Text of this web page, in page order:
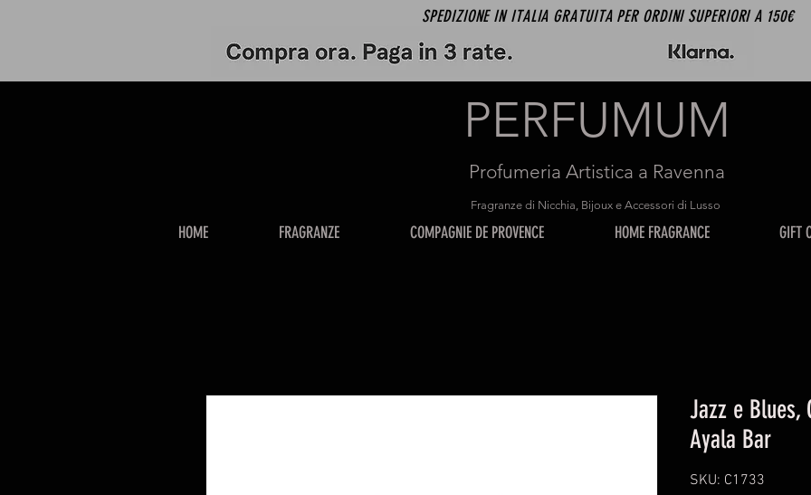
SPEDIZIONE IN ITALIA GRATUITA PER ORDINI SUPERIORI A 150€
PERFUMUM
Profumeria Artistica a Ravenna
Fragranze di Nicchia, Bijoux e Accessori di Lusso
HOME FRAGRANZE COMPAGNIE DE PROVENCE HOME FRAGRANCE GIFT
Jazz e Blues,
Ayala Bar
SKU: C1733